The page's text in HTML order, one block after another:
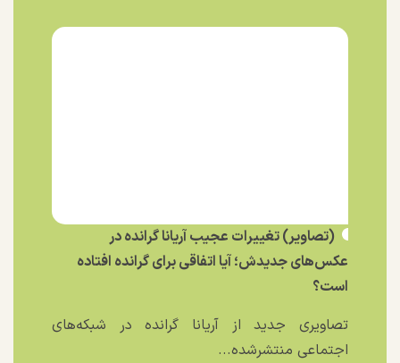
(تصاویر) تغییرات عجیب آریانا گرانده در
عکس‌های جدیدش؛ آیا اتفاقی برای گرانده افتاده
است؟
تصاویری جدید از آریانا گرانده در شبکه‌های
اجتماعی منتشرشده...